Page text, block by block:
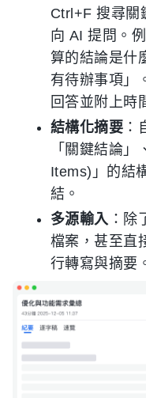
Ctrl+F 搜尋關
向 AI 提問。
算的結論是什
有待辦事項」
回答並附上時
結構化摘要 ：
「關鍵結論
Items)」的結
結。
多源輸入 ：除
檔案，甚至直
行轉寫與摘要